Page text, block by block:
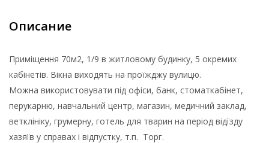
Описание
Приміщення 70м2, 1/9 в житловому будинку, 5 окремих
кабінетів. Вікна виходять на проїжджу вулицю.
Можна використовувати під офіси, банк, стоматкабінет,
перукарню, навчальний центр, магазин, медичний заклад,
ветклініку, грумерну, готель для тварин на період відїзду
хазяїв у справах і відпустку, т.п. Торг.